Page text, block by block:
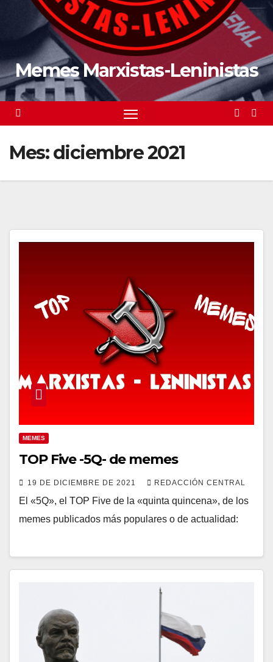
Memes Marxistas-Leninistas
Mes:diciembre 2021
MEMES
TOP Five -5Q- de memes
19 DE DICIEMBRE DE 2021 REDACCIÓN CENTRAL
El «5Q», el TOP Five de la «quinta quincena», de los
memes publicados más populares o de actualidad: